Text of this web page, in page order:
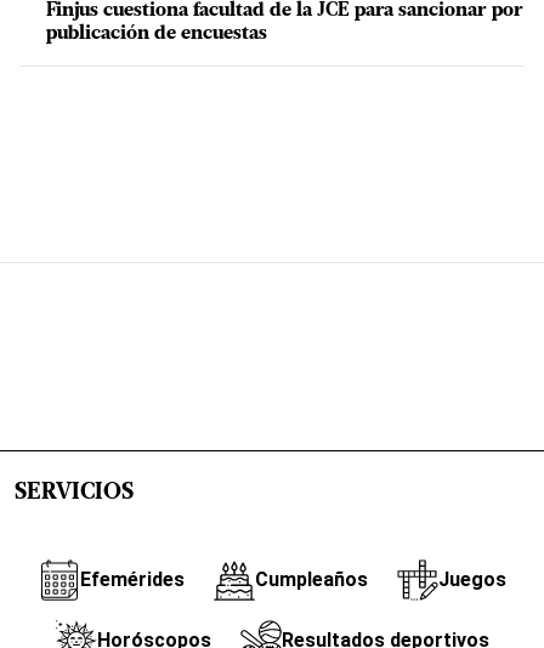
Finjus cuestiona facultad de la JCE para sancionar por
publicación de encuestas
SERVICIOS
Efemérides Cumpleaños Juegos
Horóscopos Resultados deportivos